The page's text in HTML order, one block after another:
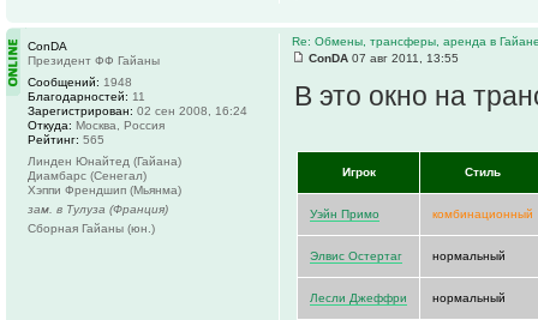
Re: Обмены, трансферы, аренда в
ConDA 07 авг 2011, 13:55
В это окно на
Игрок Стиль
Уэйн Примо комбинационный
Элвис Остертаг нормальный
Лесли Джеффри нормальный
ConDA
Президент ФФ Гайаны
Сообщений: 1948
Благодарностей: 11
Зарегистрирован: 02 сен 2008, 16:24
Откуда: Москва, Россия
Рейтинг: 565
Линден Юнайтед (Гайана)
Диамбарс (Сенегал)
Хэппи Френдшип (Мьянма)
зам. в Тулуза (Франция)
Сборная Гайаны (юн.)